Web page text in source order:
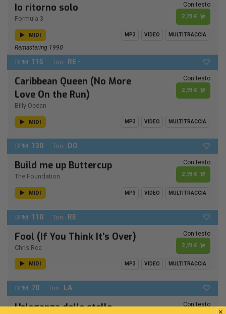
Io ritorno solo
Formula 3
Con testo
2,19 €
MIDI MP3 VIDEO MULTITRACCIA
Remastering 1990
BPM: 115 Ton.: RE -
Caribbean Queen (No More
Love On the Run)
Billy Ocean
Con testo
2,19 €
MIDI MP3 VIDEO MULTITRACCIA
BPM: 130 Ton.: DO
Build me up Buttercup
The Foundation
Con testo
2,19 €
MIDI MP3 VIDEO MULTITRACCIA
BPM: 110 Ton.: RE
Fool (If You Think It's Over)
Chris Rea
Con testo
2,19 €
MIDI MP3 VIDEO MULTITRACCIA
BPM: 70 Ton.: LA
L'eleganza delle stelle Con testo